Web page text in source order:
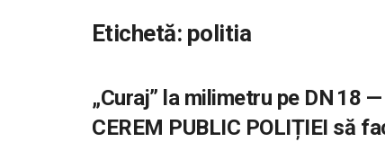
Etichetă: politia
„Curaj” la milimetru pe DN 18
CEREM PUBLIC POLIȚIEI să